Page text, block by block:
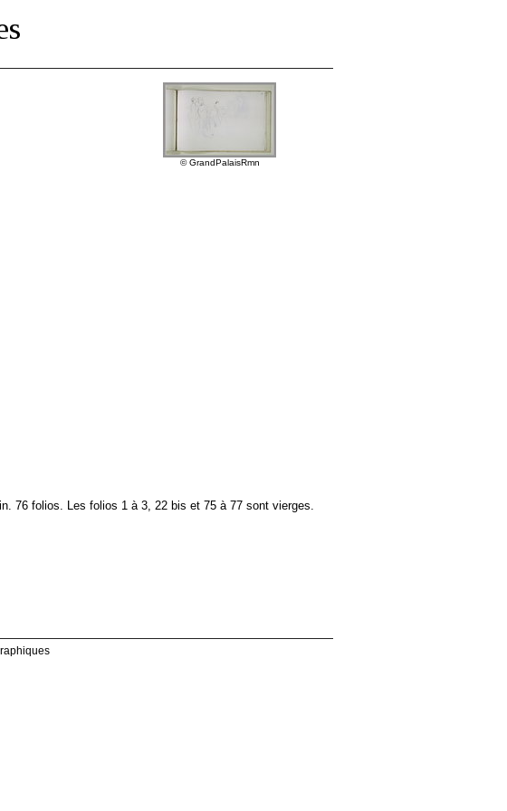
© GrandPalaisRmn
76 folios. Les folios 1 à 3, 22 bis et 75 à 77 sont vierges.